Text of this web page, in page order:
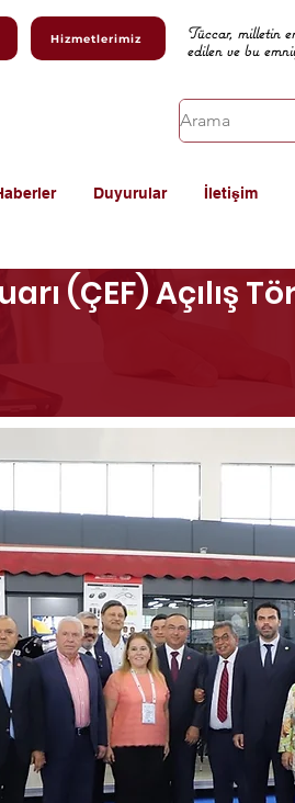
Hizmetlerimiz
Tüccar, milletin
edilen ve bu
Duyurular İletişim
(ÇEF) Açılış